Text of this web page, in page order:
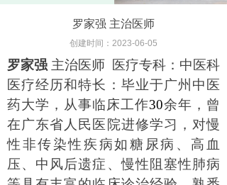
罗家强 主治医师
罗家强 主治医师
医疗专科：中医科
医疗经历和特长：毕业于广州中医
药大学，从事临床工作30余年，曾
在广东省人民医院进修学习，对慢
性非传染性疾病如糖尿病、高血
压、中风后遗症、慢性阻塞性肺病
创建时间： 2023-06-05